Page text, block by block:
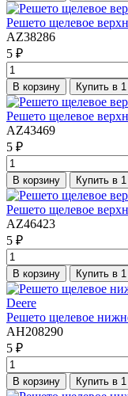
Решето щелевое
AZ38286
5 ₽
В корзину Купить в
Решето щелевое
AZ43469
5 ₽
В корзину Купить в
Решето щелевое
AZ46423
5 ₽
В корзину Купить в
Решето щелевое
AH208290
5 ₽
В корзину Купить в